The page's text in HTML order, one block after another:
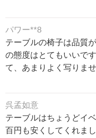
パワー**8
テーブルの椅子は品質
の態度はとてもいいで
て、あまりよく写りませ
呉孟如意
テーブルはちょうどイ
百円も安くしてくれま